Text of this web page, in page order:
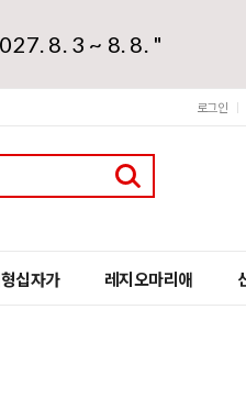
8. 3 ~ 8. 8. "
로그인
십자가 레지오마리애